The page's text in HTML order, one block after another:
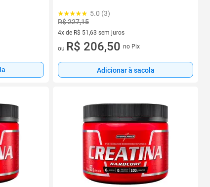
5.0 (3)
R$ 227,15
4x de R$ 51,63 sem juros
4 vez de R$ 51,63 sem juros
ou R$ 206,50 no Pix
Adicionar à sacola